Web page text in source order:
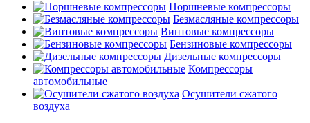
Поршневые компрессоры
Безмасляные компрессоры
Винтовые компрессоры
Бензиновые компрессоры
Дизельные компрессоры
Компрессоры
автомобильные
Осушители сжатого
воздуха